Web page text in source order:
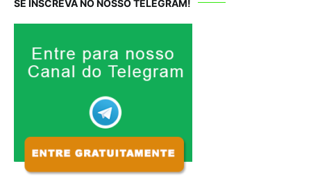
SE INSCREVA NO NOSSO TELEGRAM!